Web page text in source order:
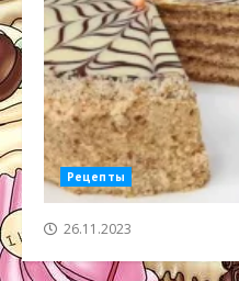
Рецепты
26.11.2023